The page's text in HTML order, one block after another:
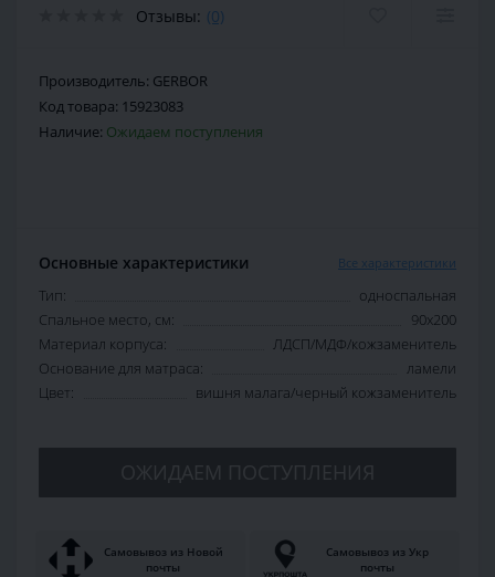
Отзывы: (0)
Производитель: GERBOR
Код товара: 15923083
Наличие: Ожидаем поступления
Основные характеристики Все характеристики
Тип:
односпальная
Спальное место, см:
90х200
Материал корпуса:
ЛДСП/МДФ/кожзаменитель
Основание для матраса:
ламели
Цвет:
вишня малага/черный кожзаменитель
ОЖИДАЕМ ПОСТУПЛЕНИЯ
Самовывоз из Новой
почты
Самовывоз из Укр
почты